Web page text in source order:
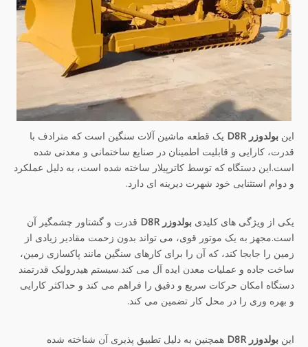
این بولدوزر D8R
یک قطعه ماشین آلات سنگین است که مترادف با
قدرت، کارایی و قابلیت اطمینان در صنایع ساختمانی و معدنی شده
است.این دستگاه که توسط کاترپیلار ساخته شده است، به دلیل عملکرد
و دوام استثنایی خود شهرت دیرینه ای دارد.
یکی از ویژگی های کلیدی بولدوزر D8R
قدرت و گشتاور چشمگیر آن
است.مجهز به یک موتور قوی، می تواند بدون زحمت مقادیر زیادی از
زمین را جابجا کند، که آن را برای کارهای سنگین مانند پاکسازی زمین،
ساخت جاده و عملیات معدن ایده آل می کند.سیستم هیدرولیک قدرتمند
دستگاه امکان حرکات سریع و دقیق را فراهم می کند و حداکثر کارایی
و بهره وری را در محل کار تضمین می کند.
این بولدوزر D8R
همچنین به دلیل تطبیق پذیری آن شناخته شده